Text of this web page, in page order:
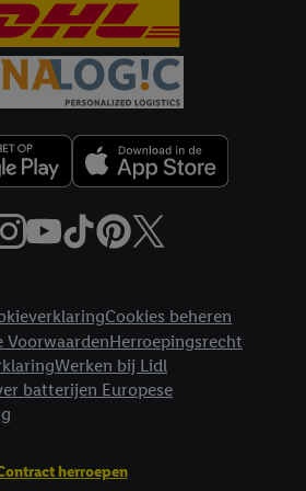
Cookies beheren
VoorwaardenHerroepingsrecht
Werken bij Lidl
batterijen Europese
herroepen
jou kunnen worden toegewezen.
aangeven met welke cookies en
en met welke verwerkingsdoeleinden
er meer informatie vinden over de
kies je voor de optie dat er enkel
cookies en vergelijkbare technieken
stem je in met alle verwerkingen
doeleinden. Meer informatie,
.Je vindt de impressum voor de Lidl
meer informatie over de cookies die